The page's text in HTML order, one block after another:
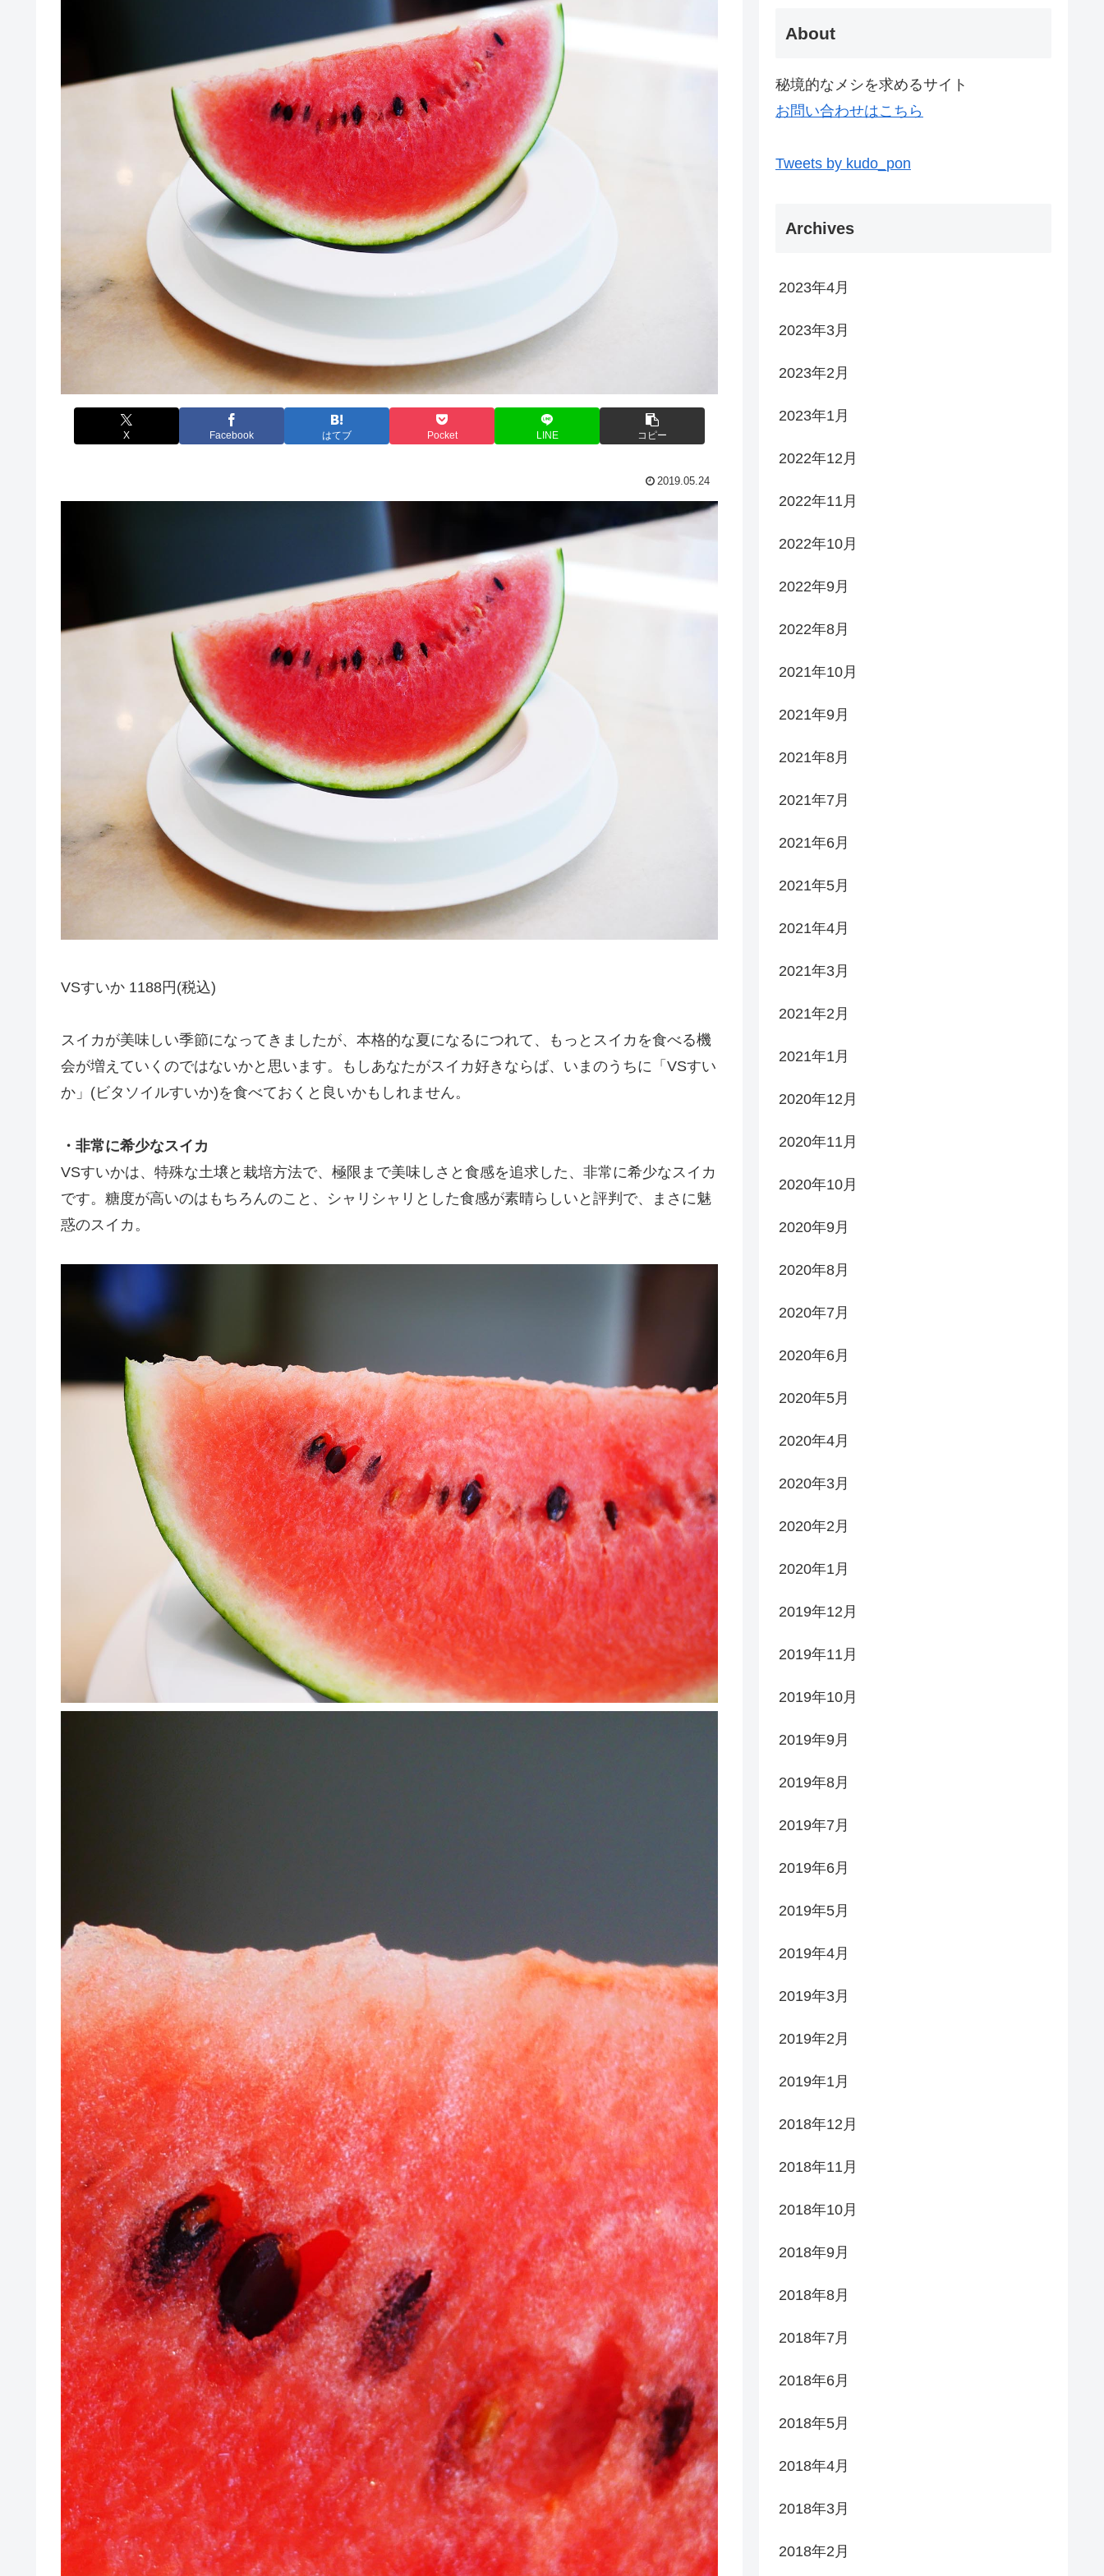
X Facebook はてブ Pocket LINE コピー
2019.05.24
VSすいか 1188円(税込)
スイカが美味しい季節になってきましたが、本格的な夏になるにつれて、もっとスイカを食べる機
会が増えていくのではないかと思います。もしあなたがスイカ好きならば、いまのうちに「VSすい
か」(ビタソイルすいか)を食べておくと良いかもしれません。
・非常に希少なスイカ
VSすいかは、特殊な土壌と栽培方法で、極限まで美味しさと食感を追求した、非常に希少なスイカ
です。糖度が高いのはもちろんのこと、シャリシャリとした食感が素晴らしいと評判で、まさに魅
惑のスイカ。
About
秘境的なメシを求めるサイト
お問い合わせはこちら
Tweets by kudo_pon
Archives
2023年4月
2023年3月
2023年2月
2023年1月
2022年12月
2022年11月
2022年10月
2022年9月
2022年8月
2021年10月
2021年9月
2021年8月
2021年7月
2021年6月
2021年5月
2021年4月
2021年3月
2021年2月
2021年1月
2020年12月
2020年11月
2020年10月
2020年9月
2020年8月
2020年7月
2020年6月
2020年5月
2020年4月
2020年3月
2020年2月
2020年1月
2019年12月
2019年11月
2019年10月
2019年9月
2019年8月
2019年7月
2019年6月
2019年5月
2019年4月
2019年3月
2019年2月
2019年1月
2018年12月
2018年11月
2018年10月
2018年9月
2018年8月
2018年7月
2018年6月
2018年5月
2018年4月
2018年3月
2018年2月